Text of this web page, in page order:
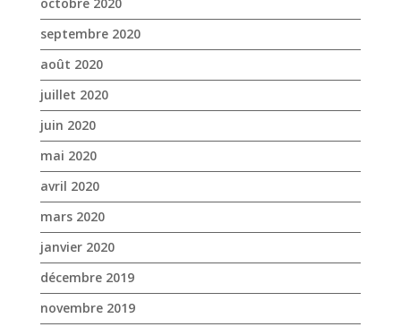
mai 2020
avril 2020
mars 2020
janvier 2020
décembre 2019
novembre 2019
octobre 2019
septembre 2019
août 2019
juillet 2019
juin 2019